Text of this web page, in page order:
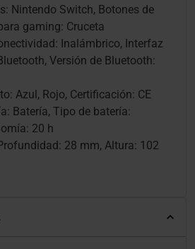
Nintendo Switch, Botones de
gaming: Cruceta
Inalámbrico, Interfaz
Versión de Bluetooth:
Azul, Rojo, Certificación: CE
Batería, Tipo de batería:
20 h
28 mm, Altura: 102